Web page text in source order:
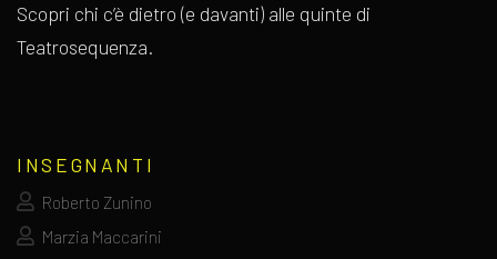
Scopri chi c’è dietro (e davanti) alle quinte di
Teatrosequenza.
INSEGNANTI
Roberto Zunino
Marzia Maccarini